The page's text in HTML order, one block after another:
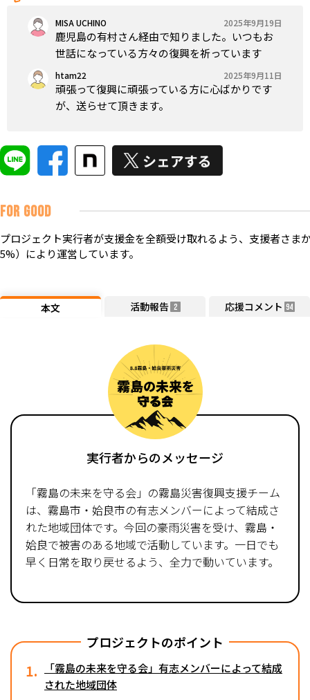
MISA UCHINO 2025年9月19日
鹿児島の有村さん経由で知りました。いつもお
世話になっている方々の復興を祈っています
htam22 2025年9月11日
頑張って復興に頑張っている方に心ばかりです
が、送らせて頂きます。
FOR GOOD
プロジェクト実行者が支援金を全額受け取れるよう、支援者さま
5%）により運営しています。
本文 活動報告 2 応援コメント 94
実行者からのメッセージ
「霧島の未来を守る会」の霧島災害復興支援チーム
は、霧島市・姶良市の有志メンバーによって結成さ
れた地域団体です。今回の豪雨災害を受け、霧島・
姶良で被害のある地域で活動しています。一日でも
早く日常を取り戻せるよう、全力で動いています。
プロジェクトのポイント
1.
「霧島の未来を守る会」有志メンバーによって結成
された地域団体